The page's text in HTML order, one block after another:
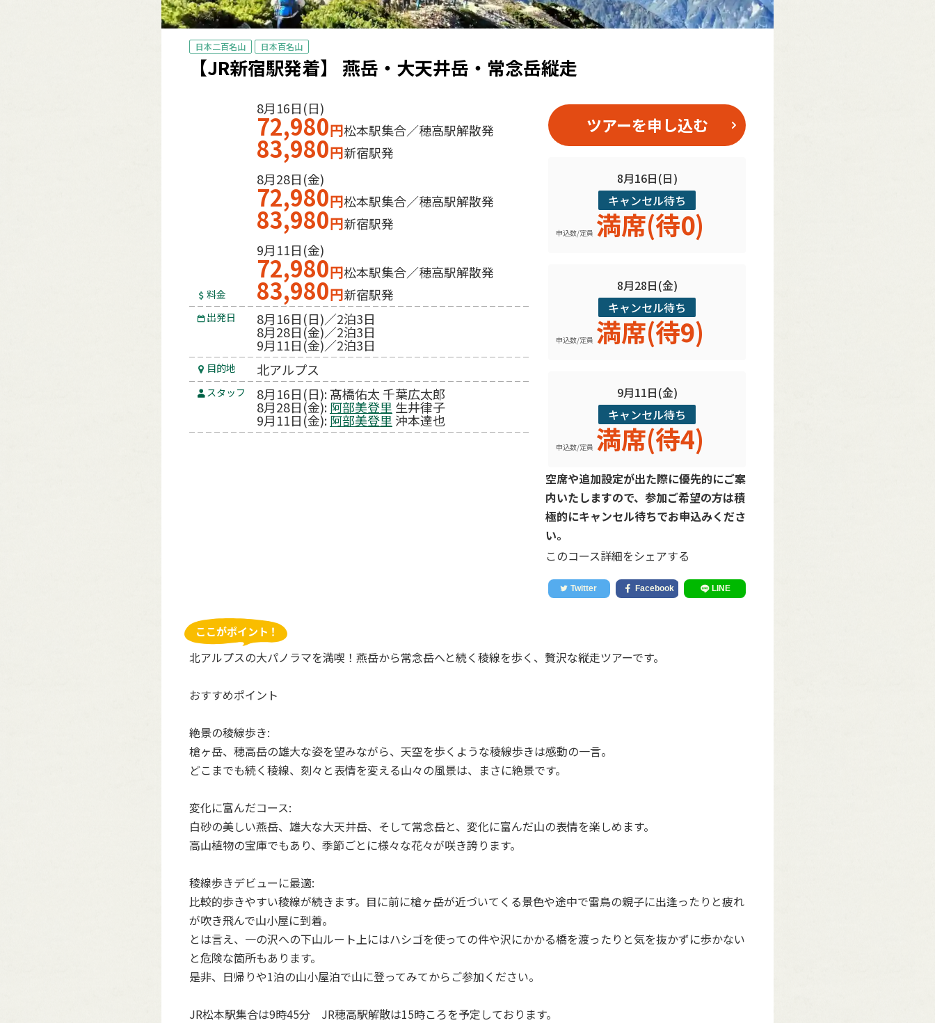
日本二百名山 日本百名山
【JR新宿駅発着】 燕岳・大天井岳・常念岳縦走
料金
8月16日(日)
72,980円松本駅集合／穂高駅解散発
83,980円新宿駅発
8月28日(金)
72,980円松本駅集合／穂高駅解散発
83,980円新宿駅発
9月11日(金)
72,980円松本駅集合／穂高駅解散発
83,980円新宿駅発
出発日 8月16日(日)／2泊3日
8月28日(金)／2泊3日
9月11日(金)／2泊3日
目的地 北アルプス
スタッフ 8月16日(日): 髙橋佑太 千葉広太郎
8月28日(金):阿部美登里 生井律子
9月11日(金):阿部美登里沖本達也
ツアーを申し込む
8月16日(日)
キャンセル待ち
申込数/定員 満席(待0)
8月28日(金)
キャンセル待ち
申込数/定員 満席(待9)
9月11日(金)
キャンセル待ち
申込数/定員 満席(待4)
空席や追加設定が出た際に優先的にご案
内いたしますので、参加ご希望の方は積
極的にキャンセル待ちでお申込みくださ
い。
このコース詳細をシェアする
北アルプスの大パノラマを満喫！燕岳から常念岳へと続く稜線を歩く、贅沢な縦走ツアーです。
おすすめポイント
絶景の稜線歩き:
槍ヶ岳、穂高岳の雄大な姿を望みながら、天空を歩くような稜線歩きは感動の一言。
どこまでも続く稜線、刻々と表情を変える山々の風景は、まさに絶景です。
変化に富んだコース:
白砂の美しい燕岳、雄大な大天井岳、そして常念岳と、変化に富んだ山の表情を楽しめます。
高山植物の宝庫でもあり、季節ごとに様々な花々が咲き誇ります。
稜線歩きデビューに最適:
比較的歩きやすい稜線が続きます。目に前に槍ヶ岳が近づいてくる景色や途中で雷鳥の親子に出逢ったりと疲れ
が吹き飛んで山小屋に到着。
とは言え、一の沢への下山ルート上にはハシゴを使っての件や沢にかかる橋を渡ったりと気を抜かずに歩かない
と危険な箇所もあります。
是非、日帰りや1泊の山小屋泊で山に登ってみてからご参加ください。
JR松本駅集合は9時45分 JR穂高駅解散は15時ころを予定しております。